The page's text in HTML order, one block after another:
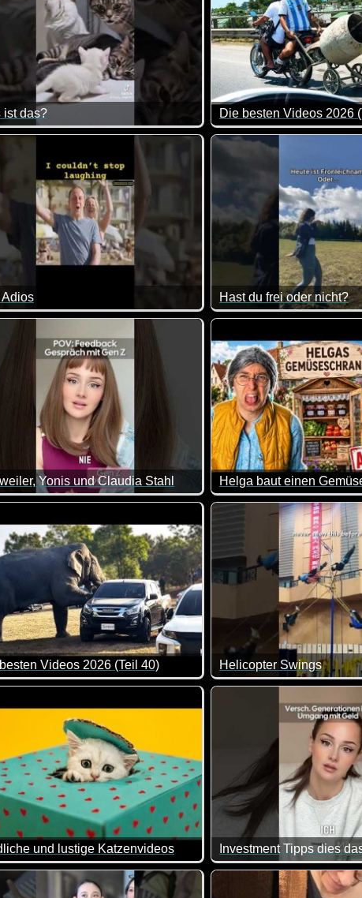
ist das?
man schön blöd aus der Wäsche, wenn einem der
Die besten Videos 2026
Eine tolle
eine Katze auftaucht ;-)
Hast du frei oder nicht?
Ja, das ist schon ein
Yonis und Claudia Stahl
für ein tolles Feedback-Gespräch mit der Generation Z. Da
Helga hat eine
Doch dann kommt das
Eine harmlose Dorfidee
witzige Szenen mit Kindern. Herrlich!
Videos 2026 (Teil 40)
tolle Zusammenstellung von lustigen Videos. Klasse gemacht,
Helicopter Swings
Die sind doch der
und lustige Katzenvideos
Teil dieser lustigen Videos mit Katzen. Immer wieder für
Investment Tipps dies
Verschiedene